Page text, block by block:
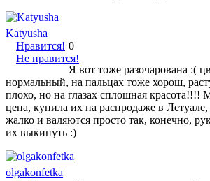
Katyusha
Нравится!
Не нравится!
0
Я вот тоже разочарована :(
нормальный, на пальцах тоже хорош,
плохо, но на глазах сплошная красота!!!!
цена, купила их на распродаже в
жалко и валяются просто так, конечно,
их выкинуть :)
olgakonfetka